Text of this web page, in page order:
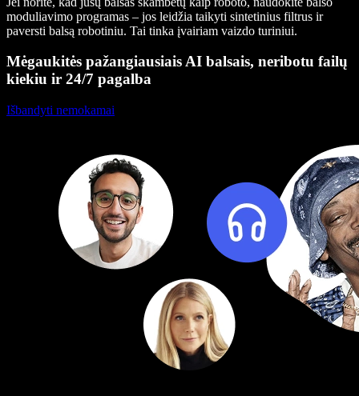
moduliavimo programas – jos leidžia taikyti sintetinius filtrus ir
paversti balsą robotiniu. Tai tinka įvairiam vaizdo turiniui.
Mėgaukitės pažangiausiais AI balsais, neribotu failų
kiekiu ir 24/7 pagalba
Išbandyti nemokamai